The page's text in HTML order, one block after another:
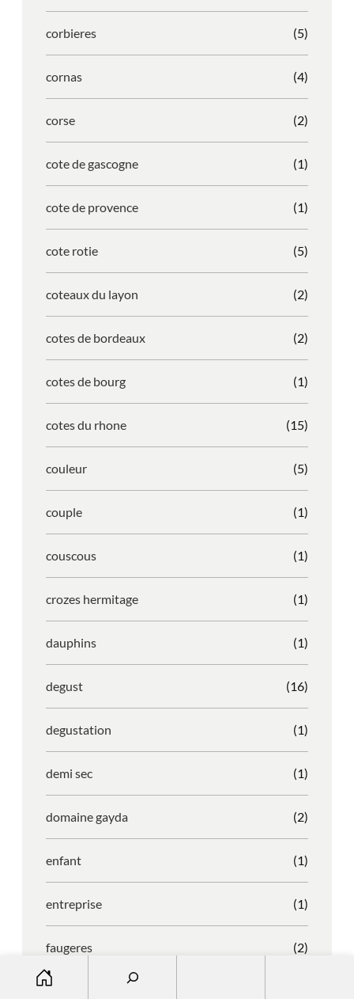
corbieres (5)
cornas (4)
corse (2)
cote de gascogne (1)
cote de provence (1)
cote rotie (5)
coteaux du layon (2)
cotes de bordeaux (2)
cotes de bourg (1)
cotes du rhone (15)
couleur (5)
couple (1)
couscous (1)
crozes hermitage (1)
dauphins (1)
degust (16)
degustation (1)
demi sec (1)
domaine gayda (2)
enfant (1)
entreprise (1)
faugeres (2)
faustino